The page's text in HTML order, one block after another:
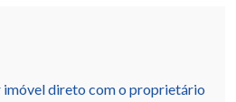
imóvel direto com o proprietário